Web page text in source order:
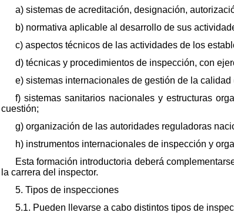
a) sistemas de acreditación, designación,
b) normativa aplicable al desarrollo de sus
c) aspectos técnicos de las actividades de los
d) técnicas y procedimientos de inspección, con
e) sistemas internacionales de gestión de la calidad
f) sistemas sanitarios nacionales y estructuras
cuestión;
g) organización de las autoridades reguladoras
h) instrumentos internacionales de inspección y
Esta formación introductoria deberá
la carrera del inspector.
5. Tipos de inspecciones
5.1. Pueden llevarse a cabo distintos tipos de